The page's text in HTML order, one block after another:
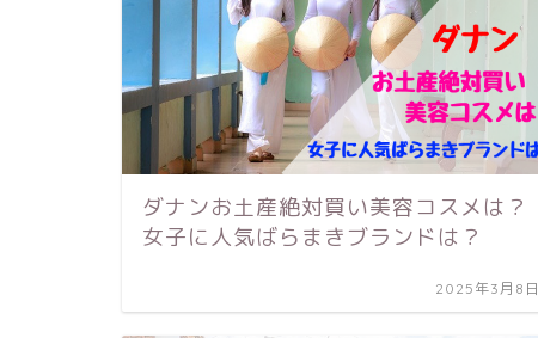
ダナンお土産絶対買い美容コスメは？
女子に人気ばらまきブランドは？
2025年3月8日